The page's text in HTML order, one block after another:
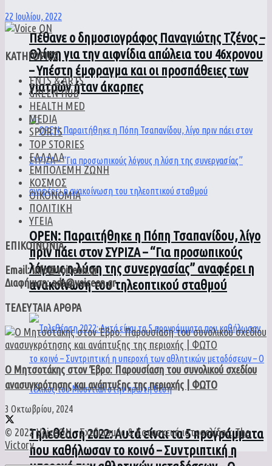
Πέθανε ο δημοσιογράφος Παναγιώτης Τζένος –
Θλίψη για την αιφνίδια απώλεια του 46χρονου
– Υπέστη έμφραγμα και οι προσπάθειες των
γιατρών ήταν άκαρπες
ΟPEN: Παραιτήθηκε η Πόπη Τσαπανίδου, λίγο
πριν πάει στον ΣΥΡΙΖΑ – “Για προσωπικούς
λόγους η λύση της συνεργασίας” αναφέρει η
ανακοίνωση του τηλεοπτικού σταθμού
Τηλεθέαση 2022: Αυτά είναι τα 5 προγράμματα
που καθήλωσαν το κοινό – Συντριπτική η
22 Ιουλίου, 2022
ΚΑΤΗΓΟΡΙΕΣ
ENTS & ARTS
GREEN HUB
HEALTH MED
MEDIA
SPORTS
TOP STORIES
ΕΛΛΑΔΑ
ΕΜΠΟΛΕΜΗ ΖΩΝΗ
ΚΟΣΜΟΣ
ΟΙΚΟΝΟΜΙΑ
ΠΟΛΙΤΙΚΗ
ΥΓΕΙΑ
ΕΠΙΚΟΙΝΩΝΙΑ
Email: info@voiceon.gr
Διαφήμιση: ads@voiceon.gr
ΤΕΛΕΥΤΑΙΑ ΑΡΘΡΑ
Ο Μητσοτάκης στον Έβρο: Παρουσίαση του συνολικού σχεδίου
ανασυγκρότησης και ανάπτυξης της περιοχής | ΦΩΤΟ
3 Οκτωβρίου, 2024
© 2022VoiceON- Σχεδιασμός & Κατασκευή ιστοσελίδας:The
Victory.